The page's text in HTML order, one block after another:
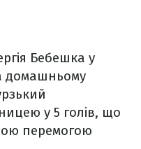
Бебешка у
домашньому
у 5 голів, що
перемогою